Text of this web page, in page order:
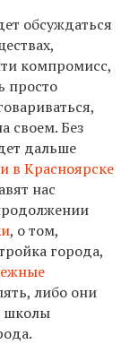
обсуждаться
компромисс,
просто
своем. Без
дальше
в Красноярске
нас
, о том,
города,
либо они
школы